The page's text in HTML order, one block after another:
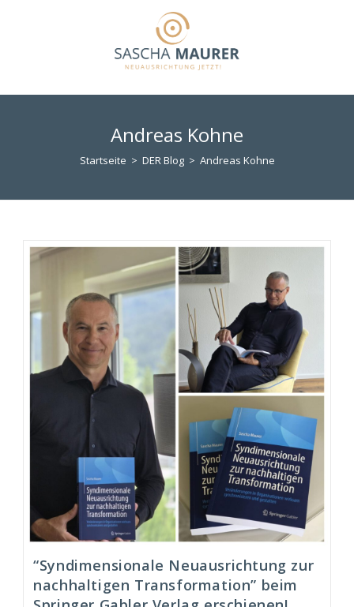
Andreas Kohne
Startseite > DER Blog > Andreas Kohne
“Syndimensionale Neuausrichtung zur
nachhaltigen Transformation” beim